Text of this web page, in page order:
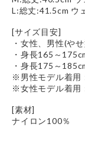
L:総丈:41.5cm ウ
[サイズ目安]
・女性、男性(や
・身長165～
・身長175～
※男性モデル着用
※女性モデル着用
[素材]
ナイロン100％